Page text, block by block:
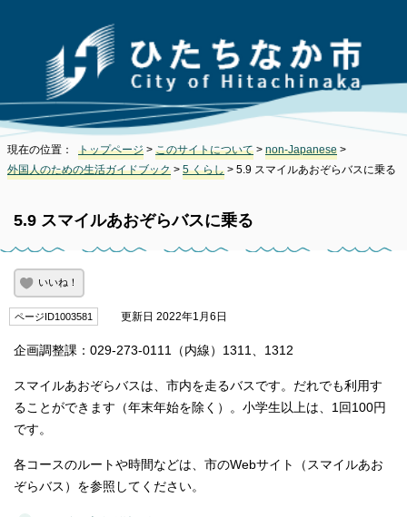
現在の位置： トップページ > このサイトについて > non-Japanese >
外国人のための生活ガイドブック > 5 くらし > 5.9 スマイルあおぞらバスに乗る
5.9 スマイルあおぞらバスに乗る
いいね！
ページID1003581 更新日 2022年1月6日
企画調整課：029-273-0111（内線）1311、1312
スマイルあおぞらバスは、市内を走るバスです。だれでも利用す
ることができます（年末年始を除く）。小学生以上は、1回100円
です。
各コースのルートや時間などは、市のWebサイト（スマイルあお
ぞらバス）を参照してください。